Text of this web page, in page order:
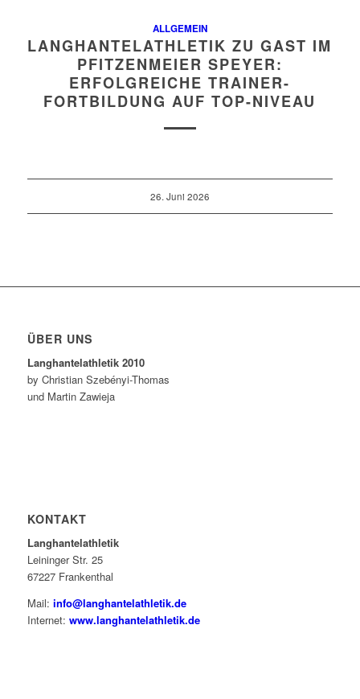
ALLGEMEIN
LANGHANTELATHLETIK ZU GAST IM
PFITZENMEIER SPEYER:
ERFOLGREICHE TRAINER-
FORTBILDUNG AUF TOP-NIVEAU
26. Juni 2026
ÜBER UNS
Langhantelathletik 2010
by Christian Szebényi-Thomas
und Martin Zawieja
KONTAKT
Langhantelathletik
Leininger Str. 25
67227 Frankenthal
Mail: info@langhantelathletik.de
Internet: www.langhantelathletik.de